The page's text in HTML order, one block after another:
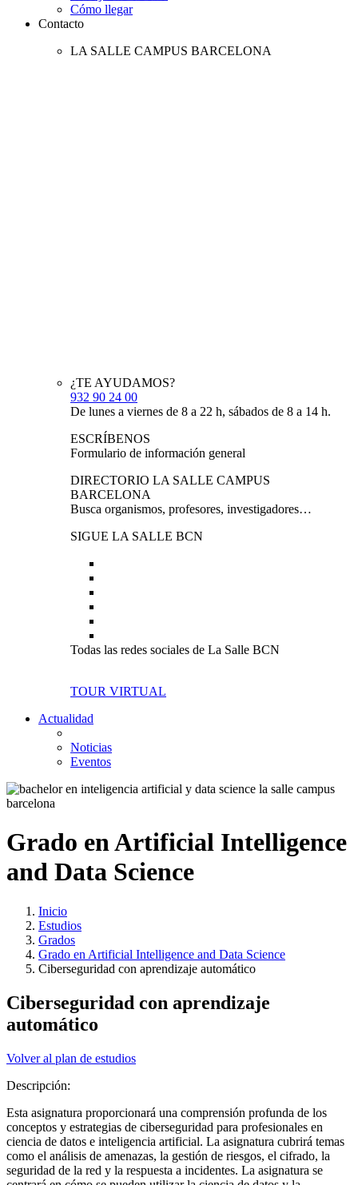
Cómo llegar
Contacto
LA SALLE CAMPUS BARCELONA
¿TE AYUDAMOS?
932 90 24 00
De lunes a viernes de 8 a 22 h, sábados de 8 a 14 h.
ESCRÍBENOS
Formulario de información general
DIRECTORIO LA SALLE CAMPUS
BARCELONA
Busca organismos, profesores, investigadores…
SIGUE LA SALLE BCN
Todas las redes sociales de La Salle BCN
TOUR VIRTUAL
Actualidad
Noticias
Eventos
Grado en Artificial Intelligence
and Data Science
Inicio
Estudios
Grados
Grado en Artificial Intelligence and Data Science
Ciberseguridad con aprendizaje automático
Ciberseguridad con aprendizaje
automático
Volver al plan de estudios
Descripción:
Esta asignatura proporcionará una comprensión profunda de los
conceptos y estrategias de ciberseguridad para profesionales en
ciencia de datos e inteligencia artificial. La asignatura cubrirá temas
como el análisis de amenazas, la gestión de riesgos, el cifrado, la
seguridad de la red y la respuesta a incidentes. La asignatura se